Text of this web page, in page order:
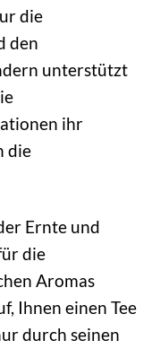
die
den
unterstützt
ihr
die
Ernte und
die
Aromas
Ihnen einen Tee
durch seinen